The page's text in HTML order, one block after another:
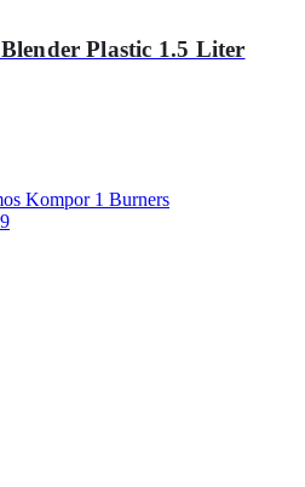
Plastic 1.5 Liter